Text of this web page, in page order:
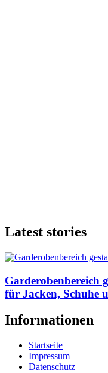
Latest stories
Garderobenbereich
für Jacken, Schuhe
Informationen
Startseite
Impressum
Datenschutz